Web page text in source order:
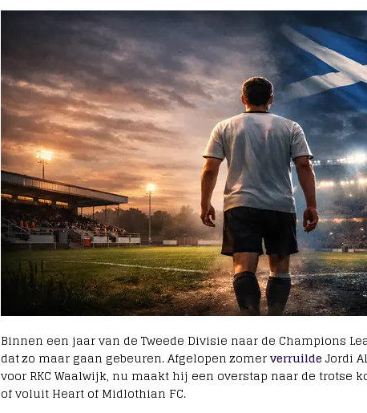
Binnen een jaar van de Tweede Divisie naar de Champions
dat zo maar gaan gebeuren. Afgelopen zomerverruilde Jordi
voor RKC Waalwijk, nu maakt hij een overstap naar de trotse
of voluit Heart of Midlothian FC.